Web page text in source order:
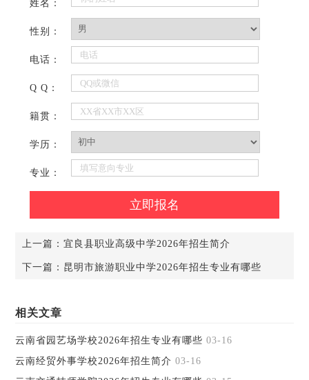
姓名：
性别：
电话：
Q Q：
籍贯：
学历：
专业：
上一篇：宜良县职业高级中学2026年招生简介
下一篇： 昆明市旅游职业中学2026年招生专业有哪些
相关文章
云南省园艺场学校2026年招生专业有哪些 03-16
云南经贸外事学校2026年招生简介 03-16